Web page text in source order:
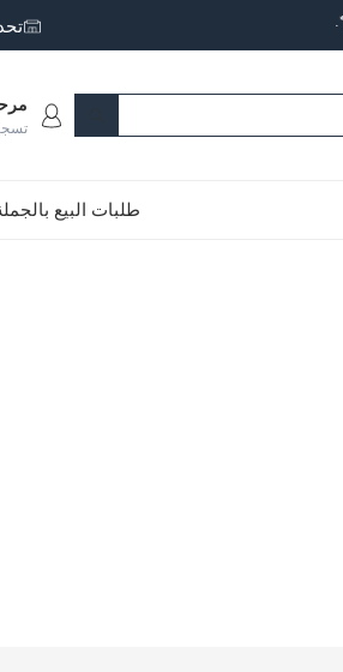
*.
طلبات البيع